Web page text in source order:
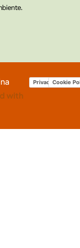
with
Privacy Policy
Cookie